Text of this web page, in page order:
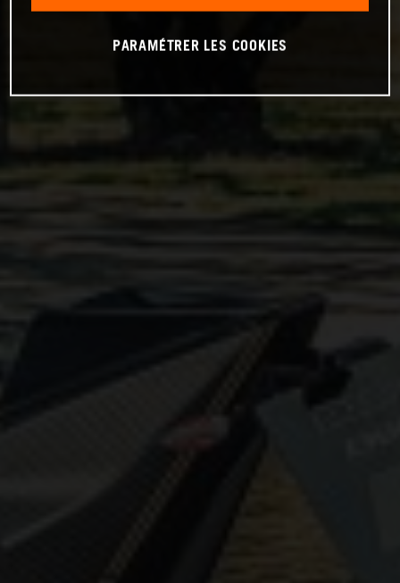
PARAMÉTRER LES COOKIES